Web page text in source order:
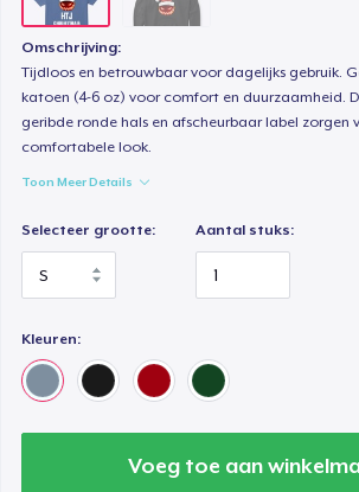
Omschrijving:
Tijdloos en betrouwbaar voor dagelijks gebruik.
katoen (4-6 oz) voor comfort en duurzaamheid.
geribde ronde hals en afscheurbaar label zorgen
comfortabele look.
Toon Meer Details
Selecteer grootte: Aantal stuks:
Kleuren:
Voeg toe aan